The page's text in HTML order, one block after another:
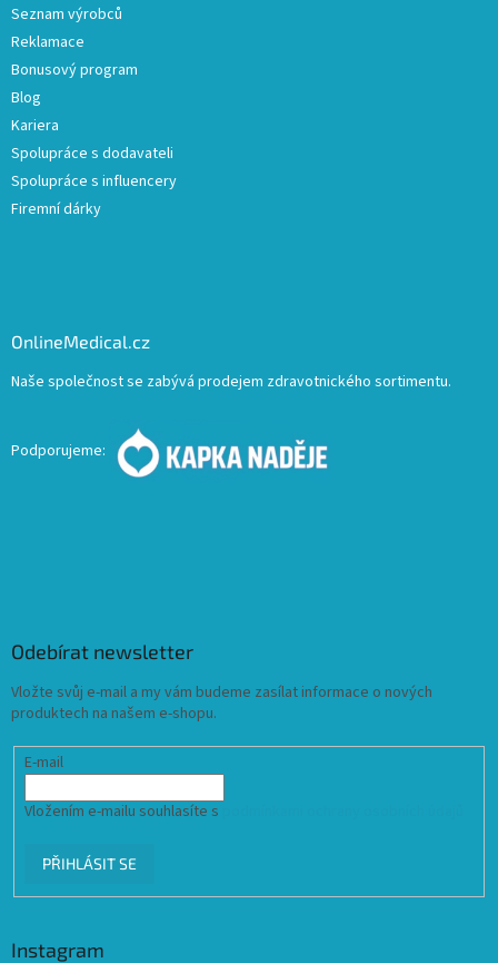
Seznam výrobců
Reklamace
Bonusový program
Blog
Kariera
Spolupráce s dodavateli
Spolupráce s influencery
Firemní dárky
OnlineMedical.cz
Naše společnost se zabývá prodejem zdravotnického sortimentu.
Podporujeme:
Odebírat newsletter
Vložte svůj e-mail a my vám budeme zasílat informace o nových
produktech na našem e-shopu.
E-mail
Vložením e-mailu souhlasíte s
PŘIHLÁSIT SE
Instagram